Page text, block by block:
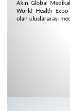
Akın Global
World Health Expo
olan uluslararası